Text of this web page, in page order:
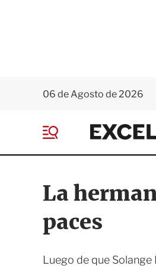
06 de Agosto de 2026
e
La
paces
Luego de que